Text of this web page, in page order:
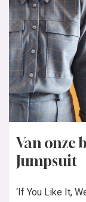
Van onze
Jumpsuit
‘If You Like It,